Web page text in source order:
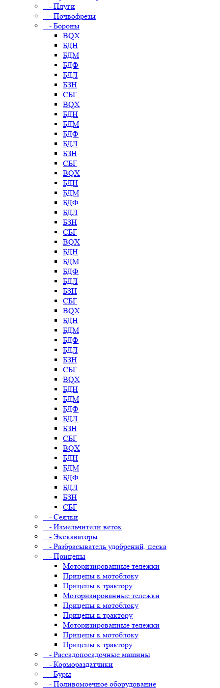
- Плуги
- Почвофрезы
- Бороны
BQX
БДН
БДМ
БДФ
БДЛ
БЗН
СБГ
BQX
БДН
БДМ
БДФ
БДЛ
БЗН
СБГ
BQX
БДН
БДМ
БДФ
БДЛ
БЗН
СБГ
BQX
БДН
БДМ
БДФ
БДЛ
БЗН
СБГ
BQX
БДН
БДМ
БДФ
БДЛ
БЗН
СБГ
BQX
БДН
БДМ
БДФ
БДЛ
БЗН
СБГ
BQX
БДН
БДМ
БДФ
БДЛ
БЗН
СБГ
- Сеялки
- Измельчители веток
- Экскаваторы
- Разбрасыватель удобрений, песка
- Прицепы
Моторизированные тележки
Прицепы к мотоблоку
Прицепы к трактору
Моторизированные тележки
Прицепы к мотоблоку
Прицепы к трактору
Моторизированные тележки
Прицепы к мотоблоку
Прицепы к трактору
- Рассадопосадочные машины
- Кормораздатчики
- Буры
- Поливомоечное оборудование